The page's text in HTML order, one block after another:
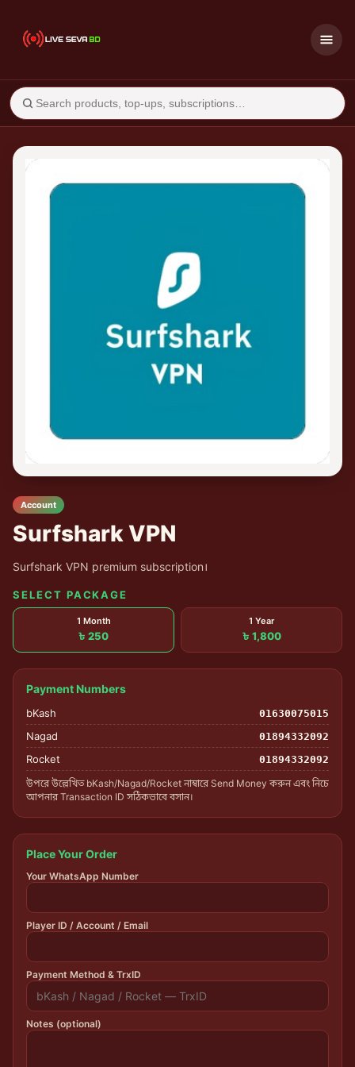
Account
Surfshark VPN
Surfshark VPN premium subscription।
SELECT PACKAGE
1 Month
৳ 250
1 Year
৳ 1,800
Payment Numbers
bKash 01630075015
Nagad 01894332092
Rocket 01894332092
উপরে উল্লেখিত bKash/Nagad/Rocket নাম্বারে Send Money করুন এবং নিচে
আপনার Transaction ID সঠিকভাবে বসান।
Place Your Order
Your WhatsApp Number
Player ID / Account / Email
Payment Method & TrxID
Notes (optional)